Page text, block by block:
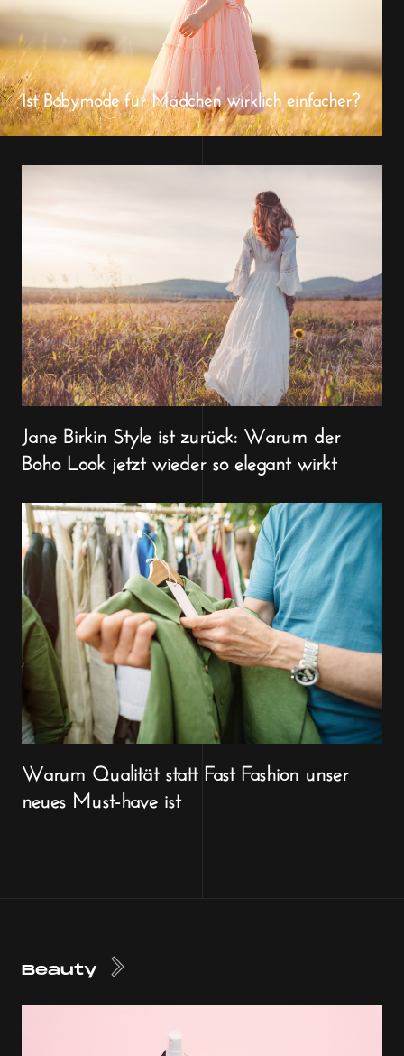
Ist Babymode für Mädchen wirklich einfacher?
Jane Birkin Style ist zurück: Warum der
Boho Look jetzt wieder so elegant wirkt
Warum Qualität statt Fast Fashion unser
neues Must-have ist
Beauty